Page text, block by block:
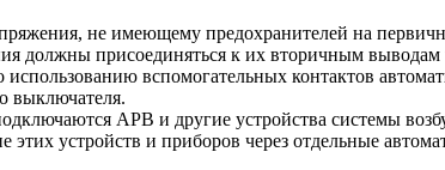
не имеющему предохранителей на
должны присоединяться к их вторичным выводам
вспомогательных контактов
выключателя.
АРВ и другие устройства системы
этих устройств и приборов через отдельные